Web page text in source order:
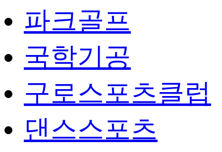
파크골프
국학기공
구로스포츠클럽
댄스스포츠